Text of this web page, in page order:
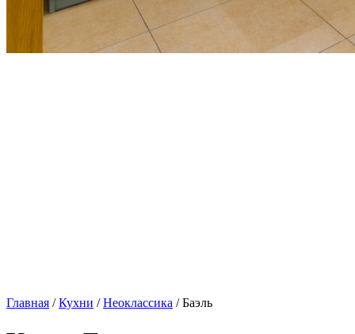
Главная /Кухни /Неоклассика / Баэль